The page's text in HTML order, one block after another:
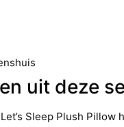
uit deze
Sleep Plush Pillow